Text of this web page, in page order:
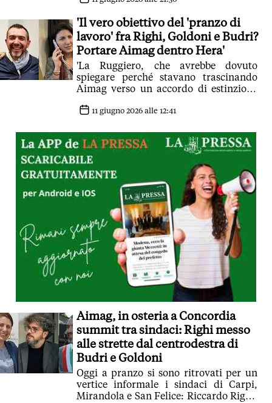
'Il vero obiettivo del 'pranzo di
lavoro' fra Righi, Goldoni e Budri?
Portare Aimag dentro Hera'
'La Ruggiero, che avrebbe dovuto
spiegare perché stavano trascinando
Aimag verso un accordo di estinzione
autocelebrazione'
11 giugno 2026 alle 12:41
Aimag, in osteria a Concordia
summit tra sindaci: Righi messo
alle strette dal centrodestra di
Budri e Goldoni
Oggi a pranzo si sono ritrovati per un
vertice informale i sindaci di Carpi,
Mirandola e San Felice: Riccardo Righi,